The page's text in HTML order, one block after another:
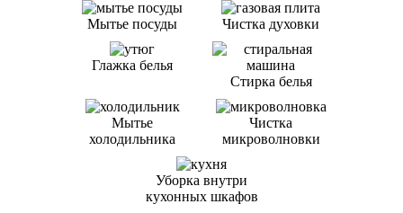
Мытье посуды Чистка духовки
Глажка белья
Стирка белья
Мытье
холодильника
Чистка
микроволновки
Уборка внутри
кухонных шкафов